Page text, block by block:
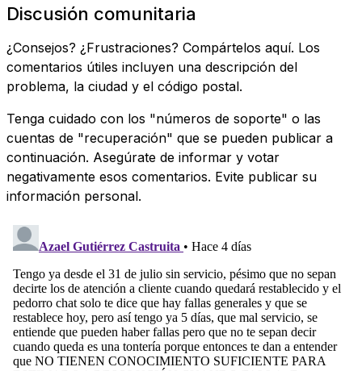
Discusión comunitaria
¿Consejos? ¿Frustraciones? Compártelos aquí. Los
comentarios útiles incluyen una descripción del
problema, la ciudad y el código postal.
Tenga cuidado con los "números de soporte" o las
cuentas de "recuperación" que se pueden publicar a
continuación. Asegúrate de informar y votar
negativamente esos comentarios. Evite publicar su
información personal.